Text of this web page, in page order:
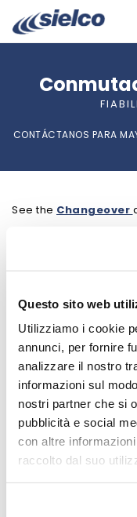
Questo sito web
Utilizziamo i cookie
annunci, per fornire
analizzare il nostro
informazioni sul
nostri partner che si
pubblicità e social
con altre
raccolto dal suo
CONTÁCTANOS PARA
See the Changeover